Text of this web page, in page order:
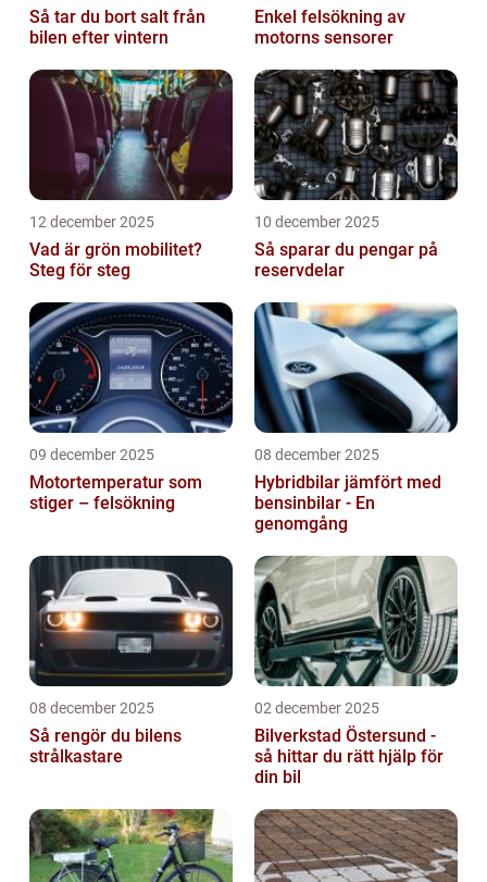
Så tar du bort salt från
bilen efter vintern
Enkel felsökning av
motorns sensorer
12 december 2025
Vad är grön mobilitet?
Steg för steg
10 december 2025
Så sparar du pengar på
reservdelar
09 december 2025
Motortemperatur som
stiger – felsökning
08 december 2025
Hybridbilar jämfört med
bensinbilar - En
genomgång
08 december 2025
Så rengör du bilens
strålkastare
02 december 2025
Bilverkstad Östersund -
så hittar du rätt hjälp för
din bil